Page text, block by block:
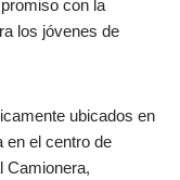
con la
los jóvenes de
ubicados en
en el centro de
Camionera,